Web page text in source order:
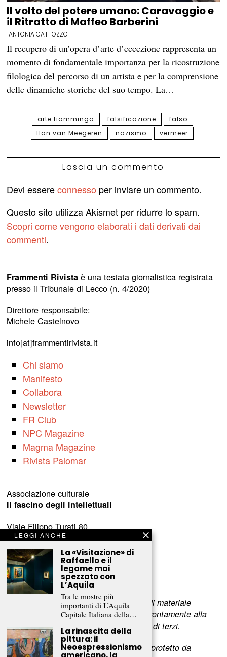
Il volto del potere umano: Caravaggio e
il Ritratto di Maffeo Barberini
ANTONIA CATTOZZO
Il recupero di un’opera d’arte d’eccezione rappresenta un
momento di fondamentale importanza per la ricostruzione
filologica del percorso di un artista e per la comprensione
delle dinamiche storiche del suo tempo. La…
arte fiamminga falsificazione
falso
Han van Meegeren
nazismo vermeer
Lascia un commento
Devi essereconnesso per inviare un commento.
Questo sito utilizza Akismet per ridurre lo spam.
Scopri come vengono elaborati i dati derivati dai
commenti.
Frammenti Rivistaè una testata giornalistica registrata
presso il Tribunale di Lecco (n. 4/2020)
Direttore responsabile:
Michele Castelnovo
info[at]frammentirivista.it
Chi siamo
Manifesto
Collabora
Newsletter
FR Club
NPC Magazine
Magma Magazine
Rivista Palomar
Associazione culturale
Il fascino degli intellettuali
Viale Filippo Turati 80
c/o Castelnovo
23900 Lecco (LC)
www.fascinointellettuali.it
info[at]fascinointellettuali.it
Per segnalare eventuali errori nell’uso di materiale
scriveteci e provvederemo prontamente alla
rimozione del materiale lesivo dei diritti di terzi.
L’intero contenuto di questo sito web è protetto da
LEGGI ANCHE
La «Visitazione» di
Raffaello e il
legame mai
spezzato con
L’Aquila
Tra le mostre più
importanti di L’Aquila
Capitale Italiana della…
La rinascita della
pittura: il
Neoespressionismo